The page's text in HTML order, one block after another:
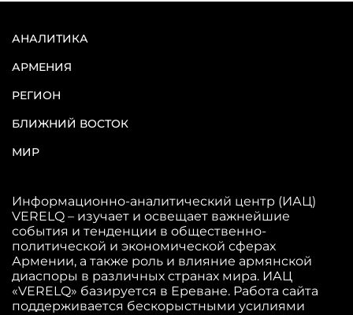
АНАЛИТИКА
АРМЕНИЯ
РЕГИОН
БЛИЖНИЙ ВОСТОК
МИР
Информационно-аналитический центр (ИАЦ)
VERELQ – изучает и освещает важнейшие
события и тенденции в общественно-
политической и экономической сферах
Армении, а также роль и влияние армянской
диаспоры в различных странах мира. ИАЦ
«VERELQ» базируется в Ереване. Работа сайта
поддерживается бескорыстными усилиями